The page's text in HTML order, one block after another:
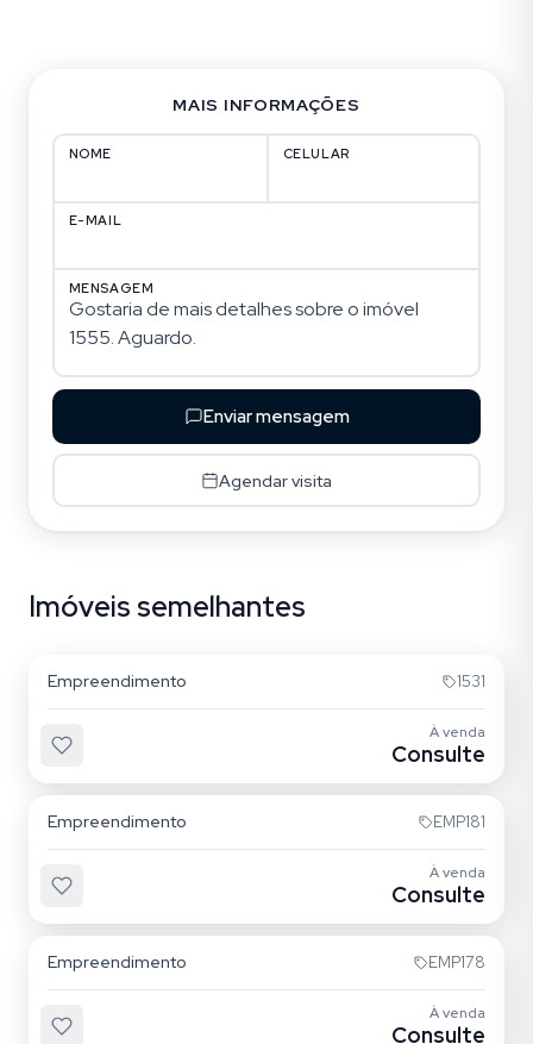
MAIS INFORMAÇÕES
NOME CELULAR
E-MAIL
MENSAGEM
Enviar mensagem
Agendar visita
Imóveis semelhantes
Centro
Empreendimento 1531
À venda
Consulte
Empreendimento EMP181
À venda
Consulte
Empreendimento EMP178
À venda
Consulte